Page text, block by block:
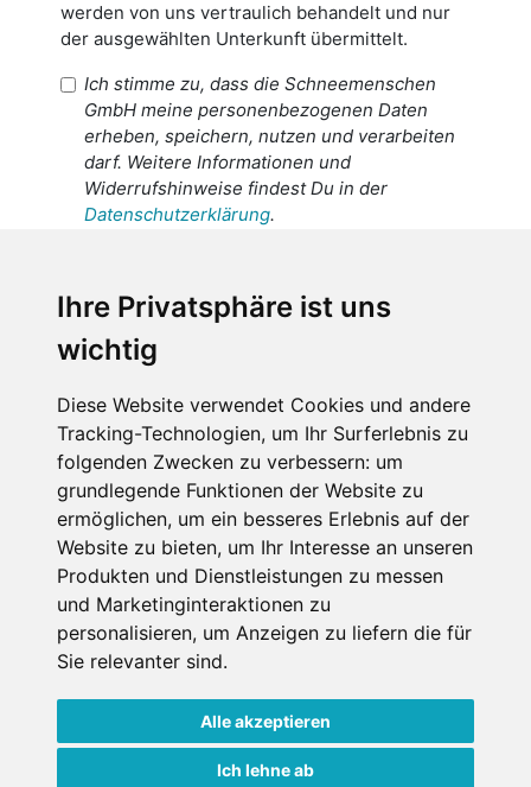
Ihre Privatsphäre ist uns
wichtig
Diese Website verwendet Cookies und andere
Tracking-Technologien, um Ihr Surferlebnis zu
folgenden Zwecken zu verbessern: um
grundlegende Funktionen der Website zu
ermöglichen, um ein besseres Erlebnis auf der
Website zu bieten, um Ihr Interesse an unseren
Produkten und Dienstleistungen zu messen
und Marketinginteraktionen zu
personalisieren, um Anzeigen zu liefern die für
Sie relevanter sind.
Alle akzeptieren
Ich lehne ab
werden von uns vertraulich behandelt und nur
der ausgewählten Unterkunft übermittelt.
Ich stimme zu, dass die Schneemenschen
GmbH meine personenbezogenen Daten
erheben, speichern, nutzen und verarbeiten
darf. Weitere Informationen und
Widerrufshinweise findest Du in der
Datenschutzerklärung.
personenbezogenen Daten an den
Empfänger dieser Nachricht weitergeleitet
werden dürfen. Weitere Informationen und
Widerrufshinweise findest Du in der
Datenschutzerklärung.
Anfrage abschicken
Diese Seite ist durch reCAPTCHA geschützt und es
gelten die GoogleDatenschutzerklärung und
Nutzungsbedingungen.
Datenschutzbedingungen